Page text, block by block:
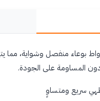
يتميز هذا الموقد الكهربائي ثنائي المنطقة بقوة
المساومة على الجودة.